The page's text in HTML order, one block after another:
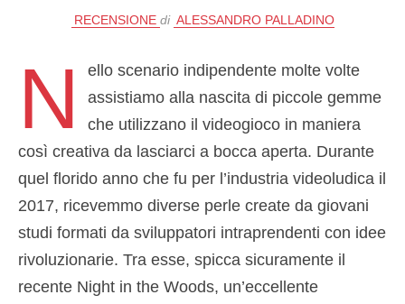
RECENSIONE di ALESSANDRO PALLADINO
N
ello scenario indipendente molte volte
assistiamo alla nascita di piccole gemme
che utilizzano il videogioco in maniera
così creativa da lasciarci a bocca aperta. Durante
quel florido anno che fu per l’industria videoludica il
2017, ricevemmo diverse perle create da giovani
studi formati da sviluppatori intraprendenti con idee
rivoluzionarie. Tra esse, spicca sicuramente il
recente Night in the Woods, un’eccellente